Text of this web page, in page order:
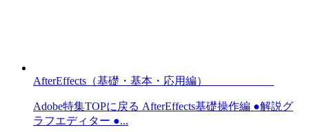
AfterEffects（基礎・基本・応用編）
Adobe特集TOPに戻る AfterEffects基礎操作編 ●解説グ
ラフエディター ●...